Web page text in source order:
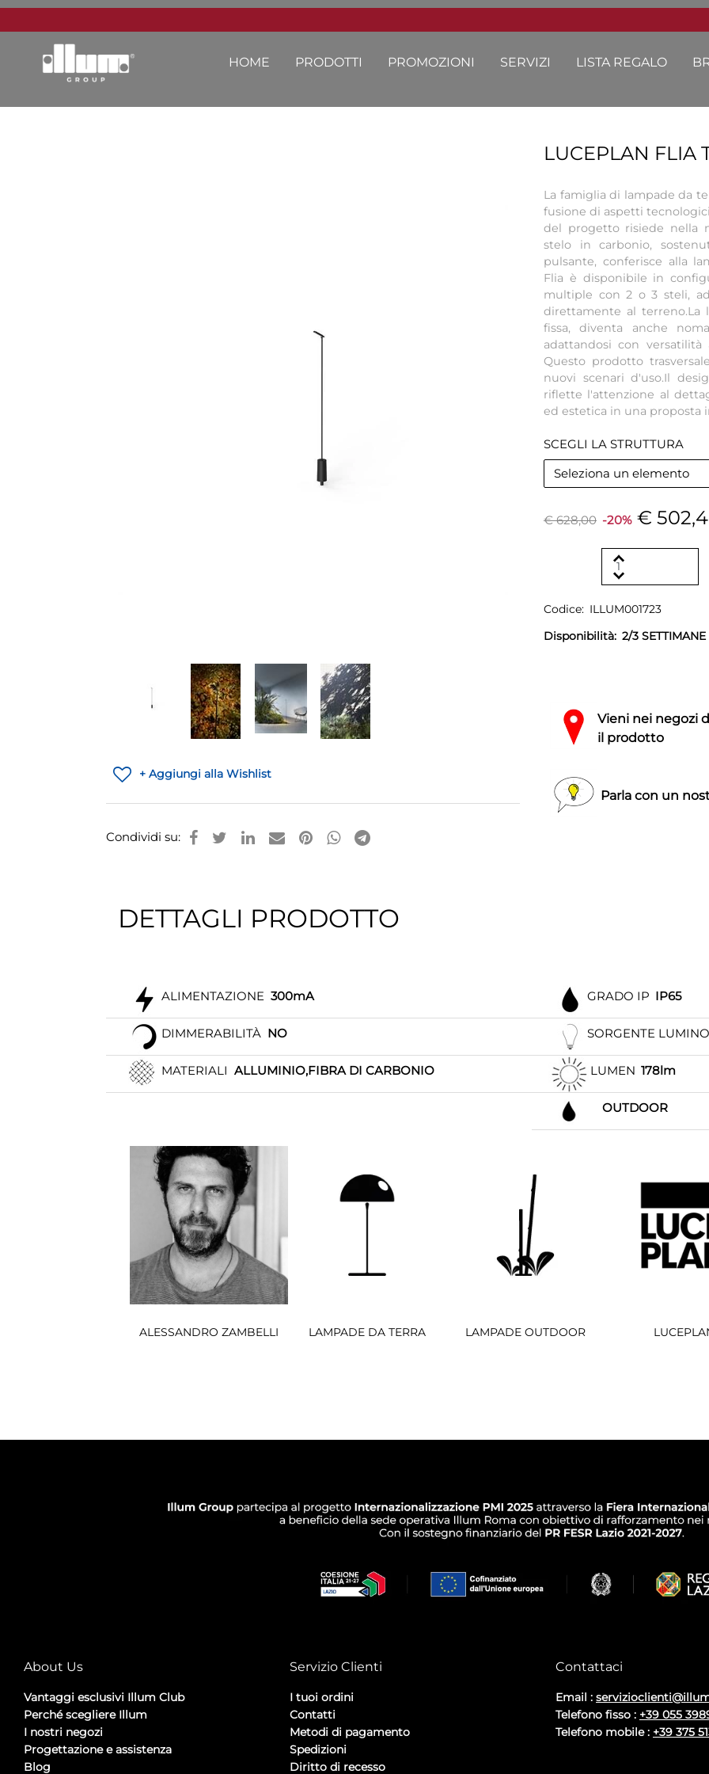
HOME PRODOTTI PROMOZIONI SERVIZI LISTA REGALO
+ Aggiungi alla Wishlist
Condividi su:
LUCEPLAN FLIA
La famiglia di lampade da
fusione di aspetti
del progetto risiede nella
stelo in carbonio,
pulsante, conferisce alla
Flia è disponibile in
multiple con 2 o 3 steli,
direttamente al terreno.La
fissa, diventa anche
adattandosi con
Questo prodotto
nuovi scenari d'uso.Il
riflette l'attenzione al
ed estetica in una proposta
SCEGLI LA STRUTTURA
Seleziona un elemento
€ 628,00 -20% €
Codice: ILLUM001723
Disponibilità: 2/3 SETTIMANE
Vieni nei negozi
il prodotto
Parla con un
DETTAGLI PRODOTTO
ALIMENTAZIONE 300mA
DIMMERABILITÀ NO
MATERIALI ALLUMINIO,FIBRA DI CARBONIO
GRADO IP IP65
SORGENTE
LUMEN 178lm
OUTDOOR
ALESSANDRO ZAMBELLI LAMPADE DA TERRA LAMPADE OUTDOOR
About Us
Vantaggi esclusivi Illum Club
Perché scegliere Illum
I nostri negozi
Progettazione e assistenza
Blog
Servizio Clienti
I tuoi ordini
Contatti
Metodi di pagamento
Spedizioni
Diritto di recesso
Contattaci
Email :
Telefono fisso : +39 055
Telefono mobile : +39 375